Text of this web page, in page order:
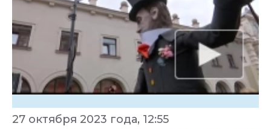
27 октября 2023 года, 12:55